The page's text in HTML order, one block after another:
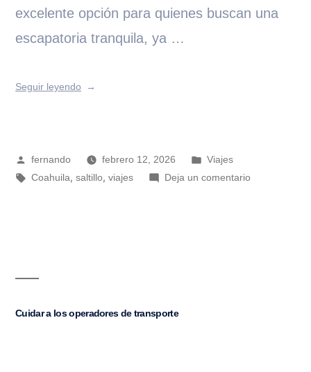
excelente opción para quienes buscan una
escapatoria tranquila, ya …
Seguir leyendo
fernando febrero 12, 2026
Viajes
Coahuila,saltillo,viajes Deja un comentario
Cuidar a los operadores de transporte